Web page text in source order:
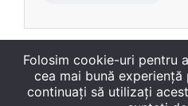
Folosim cookie-uri pentru
cea mai bună
continuați să utilizați